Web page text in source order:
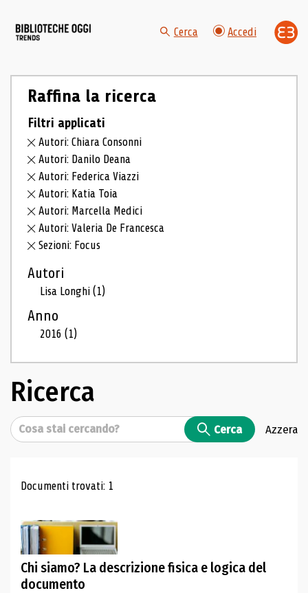
Cerca Accedi
Raffina la ricerca
Filtri applicati
Autori: Chiara Consonni
Autori: Danilo Deana
Autori: Federica Viazzi
Autori: Katia Toia
Autori: Marcella Medici
Autori: Valeria De Francesca
Sezioni: Focus
Autori
Lisa Longhi(1)
Anno
2016(1)
Ricerca
Cerca Cerca Azzera
Risultati di ricerca
Documenti trovati: 1
Chi siamo? La descrizione fisica e logica del
documento